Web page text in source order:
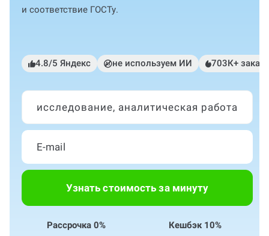
и соответствие ГОСТу.
4.8/5 Яндекс не используем ИИ 703К+
исследование, аналитическая работа
Узнать стоимость за минуту
Рассрочка 0% Кешбэк 10%